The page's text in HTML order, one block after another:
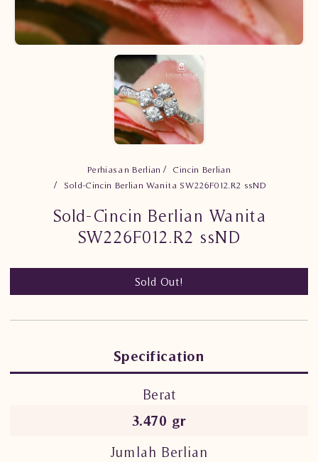
Perhiasan Berlian
Cincin Berlian
Sold-Cincin Berlian Wanita SW226F012.R2 ssND
Sold-Cincin Berlian Wanita
SW226F012.R2 ssND
Sold Out!
Specification
Berat
3.470 gr
Jumlah Berlian